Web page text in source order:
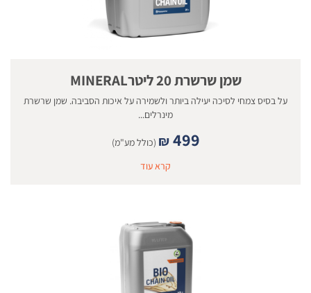
שמן שרשרת 20 ליטרMINERAL
על בסיס צמחי לסיכה יעילה ביותר ולשמירה על איכות הסביבה. שמן שרשרת
מינרלים...
₪ 499
(כולל מע"מ)
קרא עוד